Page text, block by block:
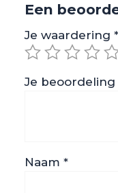
Een
Je waardering *
Je beoordeling
Naam *